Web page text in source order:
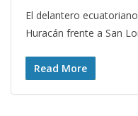
El delantero
Huracán frente a San
Read More